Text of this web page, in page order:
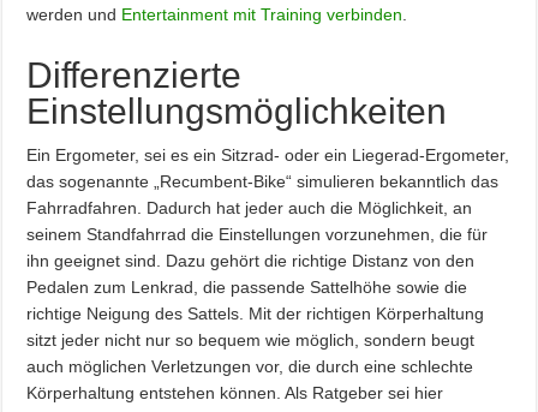
werden und Entertainment mit Training verbinden
Differenzierte
Einstellungsmöglichkeiten
Ein Ergometer, sei es ein Sitzrad- oder ein Liegerad-Ergometer,
das sogenannte „Recumbent-Bike“ simulieren bekanntlich das
Fahrradfahren. Dadurch hat jeder auch die Möglichkeit, an
seinem Standfahrrad die Einstellungen vorzunehmen, die für
ihn geeignet sind. Dazu gehört die richtige Distanz von den
Pedalen zum Lenkrad, die passende Sattelhöhe sowie die
richtige Neigung des Sattels. Mit der richtigen Körperhaltung
sitzt jeder nicht nur so bequem wie möglich, sondern beugt
auch möglichen Verletzungen vor, die durch eine schlechte
Körperhaltung entstehen können. Als Ratgeber sei hier